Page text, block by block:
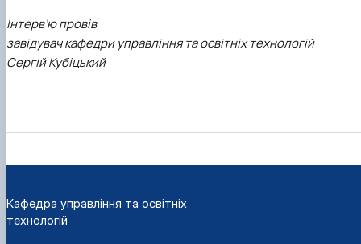
Інтерв’ю провів
завідувач кафедри управління та освітніх технологій
Сергій Кубіцький
Кафедра управління та освітніх
технологій